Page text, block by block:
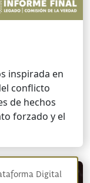
inspirada en
conflicto
de hechos
forzado y el
Digital